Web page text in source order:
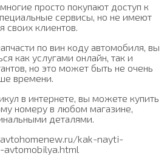
просто покупают доступ к
сервисы, но не имеют
своих клиентов.
по вин коду автомобиля, вы
как услугами онлайн, так и
но это может быть не очень
времени.
в интернете, вы можете купить
номеру в любом магазине,
деталями.
kak-nayti-